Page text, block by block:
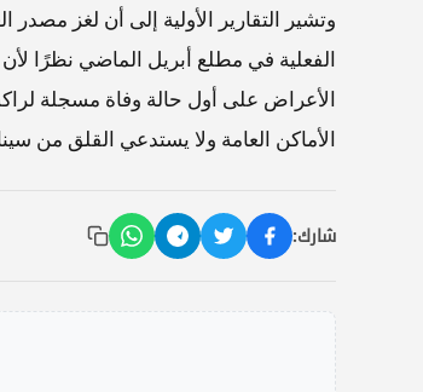
وتشير التقارير الأولية إلى أن لغز
الفعلية في مطلع أبريل الماضي نظرًا
الأعراض على أول حالة وفاة مسجلة
الأماكن العامة ولا يستدعي القلق من
شارك: